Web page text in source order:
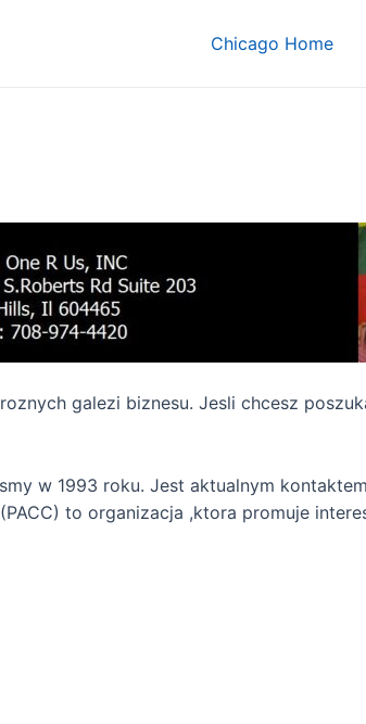
Chicago Home
galezi biznesu. Jesli chcesz
w 1993 roku. Jest aktualnym
to organizacja ,ktora promuje